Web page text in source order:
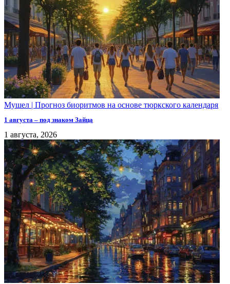
Мушел | Прогноз биоритмов на основе тюркского календаря
1 августа – под знаком Зайца
1 августа, 2026